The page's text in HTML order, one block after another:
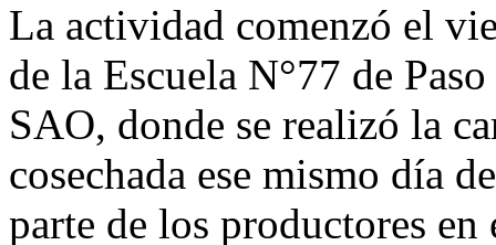
La actividad comenzó el
de la Escuela N°77 de
SAO, donde se realizó la
cosechada ese mismo día
parte de los productores